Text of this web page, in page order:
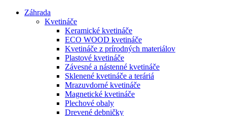
Záhrada
Kvetináče
Keramické kvetináče
ECO WOOD kvetináče
Kvetináče z prírodných materiálov
Plastové kvetináče
Závesné a nástenné kvetináče
Sklenené kvetináče a teráriá
Mrazuvdorné kvetináče
Magnetické kvetináče
Plechové obaly
Drevené debničky